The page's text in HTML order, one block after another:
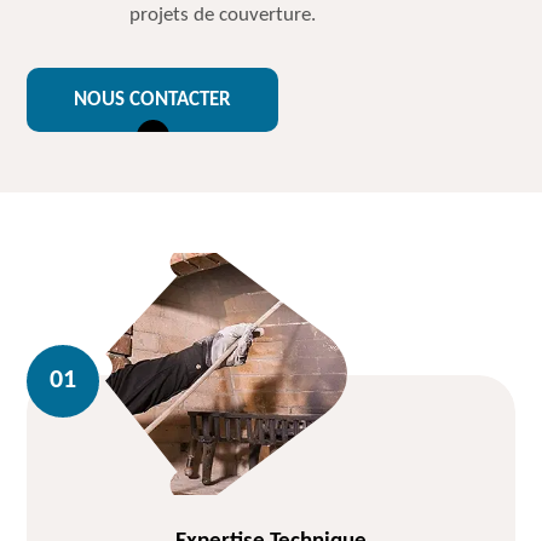
projets de couverture.
NOUS CONTACTER